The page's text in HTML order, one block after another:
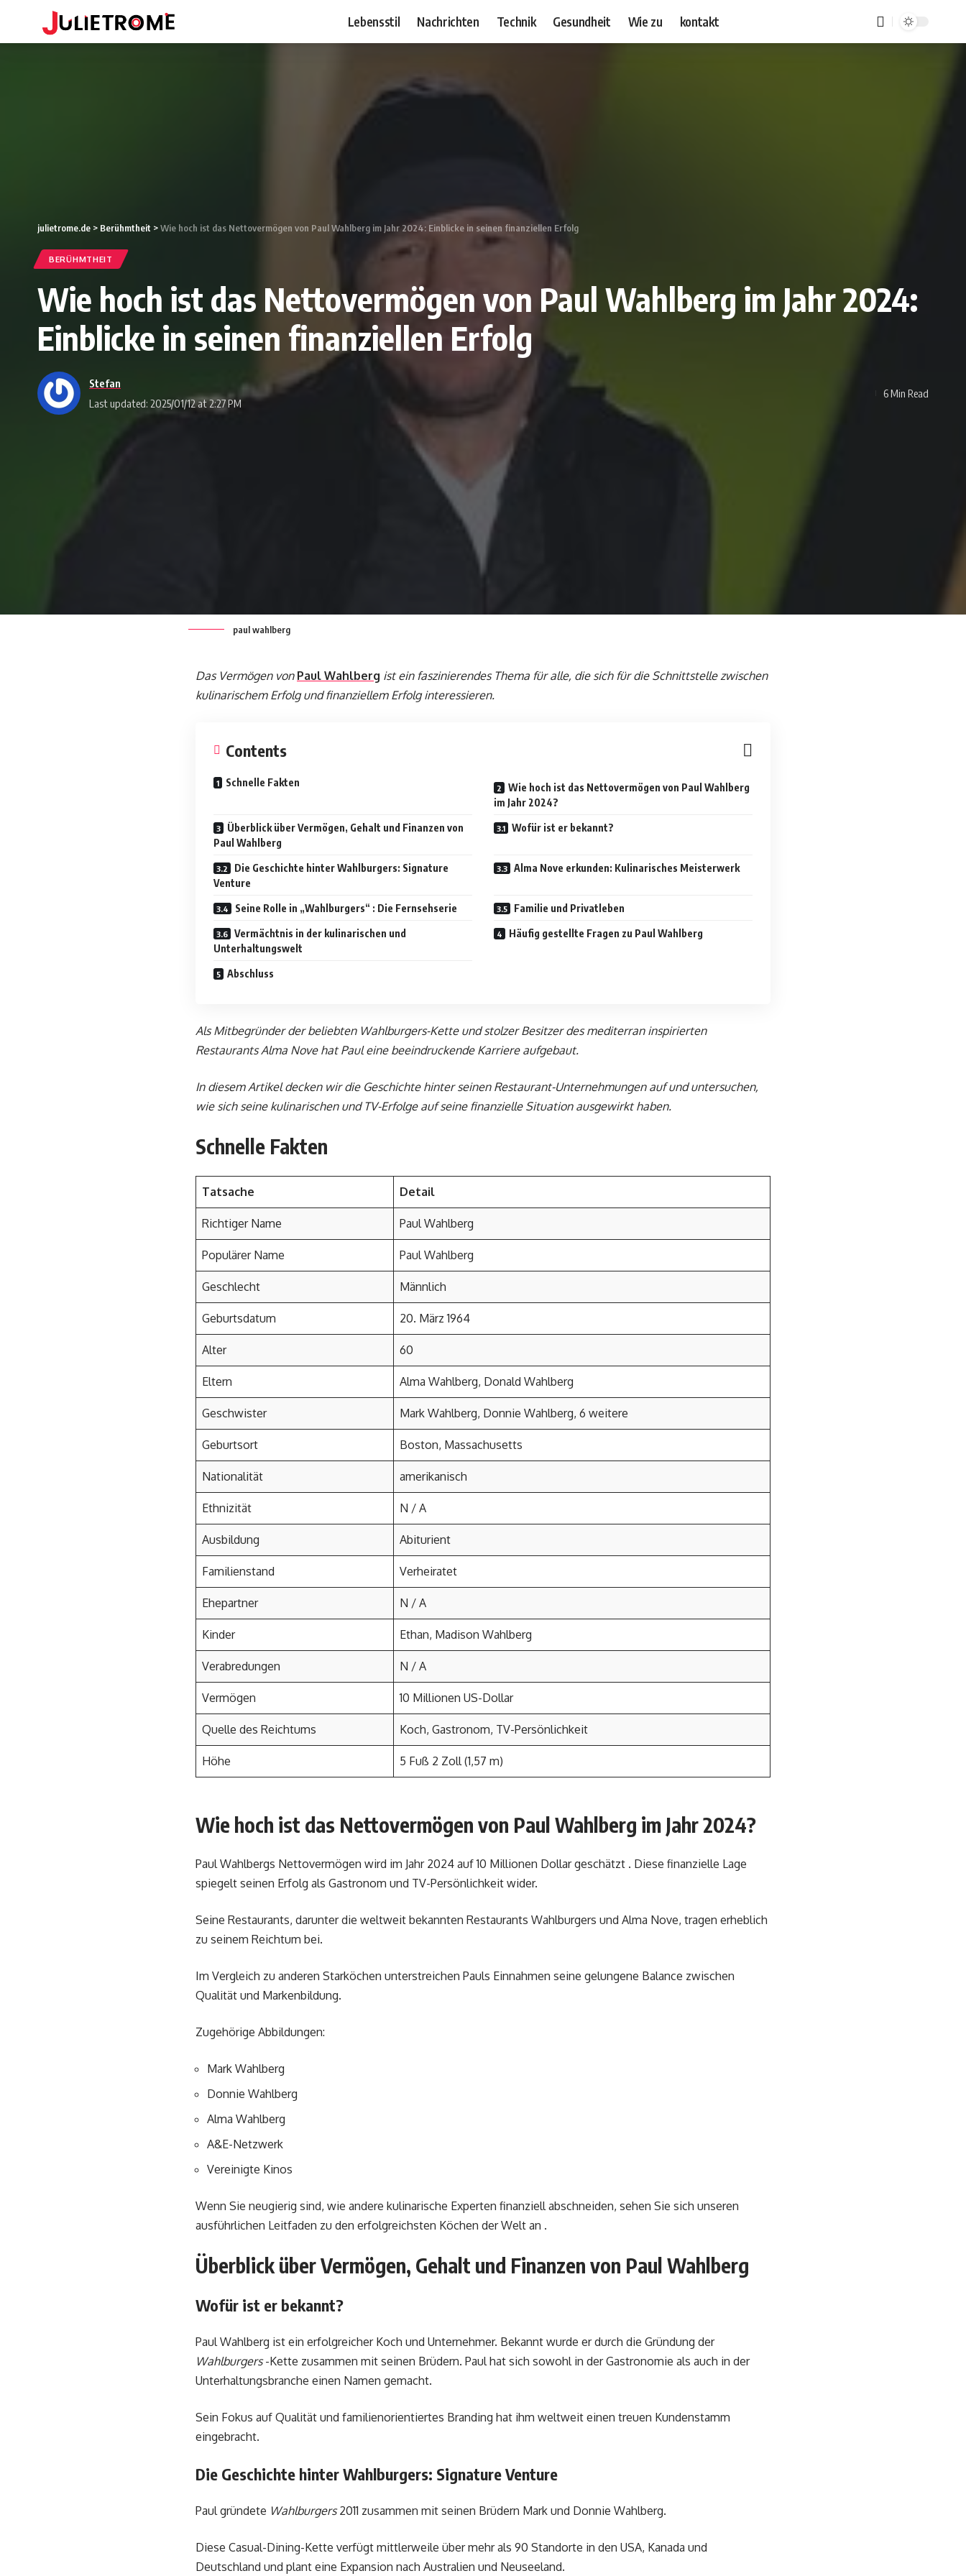
Lebensstil Nachrichten Technik Gesundheit Wie zu kontakt
julietrome.de > Berühmtheit >Wie hoch ist das Nettovermögen von Paul Wahlberg im Jahr 2024: Einblicke in seinen finanziellen Erfolg
BERÜHMTHEIT
Wie hoch ist das Nettovermögen von Paul Wahlberg im Jahr 2024:
Einblicke in seinen finanziellen Erfolg
Last updated: 2025/01/12 at 2:27 PM
Stefan
6 Min Read
paul wahlberg
Das Vermögen von Paul Wahlberg ist ein faszinierendes Thema für alle, die sich für die Schnittstelle zwischen
kulinarischem Erfolg und finanziellem Erfolg interessieren.
Contents
Schnelle Fakten
Wie hoch ist das Nettovermögen von Paul Wahlberg
im Jahr 2024?
Überblick über Vermögen, Gehalt und Finanzen von
Paul Wahlberg
Wofür ist er bekannt?
Die Geschichte hinter Wahlburgers: Signature
Venture
Alma Nove erkunden: Kulinarisches Meisterwerk
Seine Rolle in „Wahlburgers“ : Die Fernsehserie Familie und Privatleben
Vermächtnis in der kulinarischen und
Unterhaltungswelt
Häufig gestellte Fragen zu Paul Wahlberg
Abschluss
Als Mitbegründer der beliebten Wahlburgers-Kette und stolzer Besitzer des mediterran inspirierten
Restaurants Alma Nove hat Paul eine beeindruckende Karriere aufgebaut.
In diesem Artikel decken wir die Geschichte hinter seinen Restaurant-Unternehmungen auf und untersuchen,
wie sich seine kulinarischen und TV-Erfolge auf seine finanzielle Situation ausgewirkt haben.
Schnelle Fakten
Tatsache Detail
Richtiger Name Paul Wahlberg
Populärer Name Paul Wahlberg
Geschlecht Männlich
Geburtsdatum 20. März 1964
Alter 60
Eltern Alma Wahlberg, Donald Wahlberg
Geschwister Mark Wahlberg, Donnie Wahlberg, 6 weitere
Geburtsort Boston, Massachusetts
Nationalität amerikanisch
Ethnizität N / A
Ausbildung Abiturient
Familienstand Verheiratet
Ehepartner N / A
Kinder Ethan, Madison Wahlberg
Verabredungen N / A
Vermögen 10 Millionen US-Dollar
Quelle des Reichtums Koch, Gastronom, TV-Persönlichkeit
Höhe 5 Fuß 2 Zoll (1,57 m)
Wie hoch ist das Nettovermögen von Paul Wahlberg im Jahr 2024?
Paul Wahlbergs Nettovermögen wird im Jahr 2024 auf 10 Millionen Dollar geschätzt . Diese finanzielle Lage
spiegelt seinen Erfolg als Gastronom und TV-Persönlichkeit wider.
Seine Restaurants, darunter die weltweit bekannten Restaurants Wahlburgers und Alma Nove, tragen erheblich
zu seinem Reichtum bei.
Im Vergleich zu anderen Starköchen unterstreichen Pauls Einnahmen seine gelungene Balance zwischen
Qualität und Markenbildung.
Zugehörige Abbildungen:
Mark Wahlberg
Donnie Wahlberg
Alma Wahlberg
A&E-Netzwerk
Vereinigte Kinos
Wenn Sie neugierig sind, wie andere kulinarische Experten finanziell abschneiden, sehen Sie sich unseren
ausführlichen Leitfaden zu den erfolgreichsten Köchen der Welt an .
Überblick über Vermögen, Gehalt und Finanzen von Paul Wahlberg
Wofür ist er bekannt?
Paul Wahlberg ist ein erfolgreicher Koch und Unternehmer. Bekannt wurde er durch die Gründung der
Wahlburgers-Kette zusammen mit seinen Brüdern. Paul hat sich sowohl in der Gastronomie als auch in der
Unterhaltungsbranche einen Namen gemacht.
Sein Fokus auf Qualität und familienorientiertes Branding hat ihm weltweit einen treuen Kundenstamm
eingebracht.
Die Geschichte hinter Wahlburgers: Signature Venture
Paul gründete Wahlburgers2011 zusammen mit seinen Brüdern Mark und Donnie Wahlberg.
Diese Casual-Dining-Kette verfügt mittlerweile über mehr als 90 Standorte in den USA, Kanada und
Deutschland und plant eine Expansion nach Australien und Neuseeland.